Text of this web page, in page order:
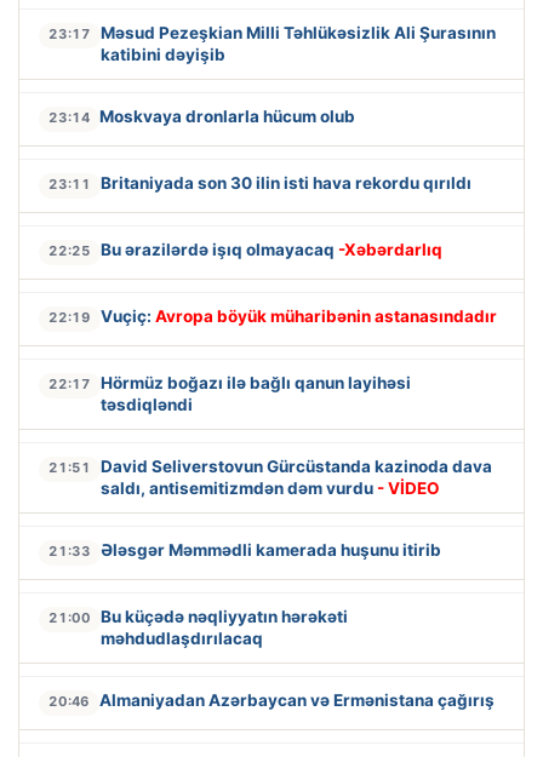
23:17
Məsud Pezeşkian Milli Təhlükəsizlik Ali Şurasının
katibini dəyişib
23:14 Moskvaya dronlarla hücum olub
23:11 Britaniyada son 30 ilin isti hava rekordu qırıldı
22:25 Bu ərazilərdə işıq olmayacaq -Xəbərdarlıq
22:19 Vuçiç: Avropa böyük müharibənin astanasındadır
22:17
Hörmüz boğazı ilə bağlı qanun layihəsi
təsdiqləndi
21:51
David Seliverstovun Gürcüstanda kazinoda dava
saldı, antisemitizmdən dəm vurdu - VİDEO
21:33 Ələsgər Məmmədli kamerada huşunu itirib
21:00
Bu küçədə nəqliyyatın hərəkəti
məhdudlaşdırılacaq
20:46 Almaniyadan Azərbaycan və Ermənistana çağırış